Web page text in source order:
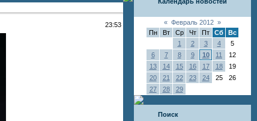
23:53 « Февраль 2012 »
Пн
Вт Ср Чт Пт Сб
Вс
1
2 3 4
5
6
7 8 9 10 11
12
13
14 15 16 17 18
19
20
21 22 23 24 25
26
27
28 29
Поиск